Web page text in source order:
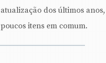
atualização dos últimos
poucos itens em comum.